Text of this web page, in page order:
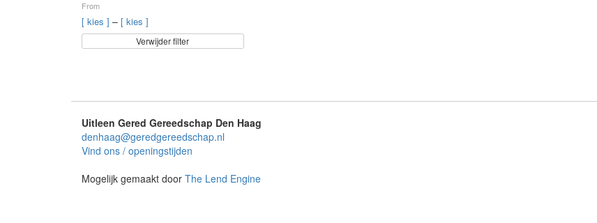
From
[ kies ] – [ kies ]
Verwijder filter
Uitleen Gered Gereedschap Den Haag
denhaag@geredgereedschap.nl
Vind ons / openingstijden
Mogelijk gemaakt door The Lend Engine